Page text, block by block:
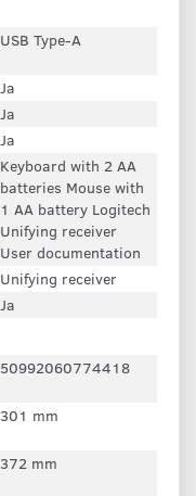
USB Type-A
Ja
Ja
Ja
Keyboard with 2 AA
batteries Mouse with
1 AA battery Logitech
Unifying receiver
User documentation
Unifying receiver
Ja
50992060774418
301 mm
372 mm